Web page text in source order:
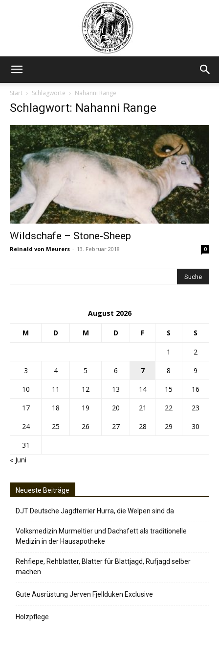
Start
Schlagworte Nahanni Range
Schlagwort: Nahanni Range
Wildschafe – Stone-Sheep
Reinald von Meurers - 13. Februar 2018 0
August 2026
M D M D F S S
1
2
3
4 5 6 7 8
9
10
11 12 13 14 15
16
17
18 19 20 21 22
23
24
25 26 27 28 29
30
31
« Juni
Neueste Beiträge
DJT Deutsche Jagdterrier Hurra, die Welpen sind da
Volksmedizin Murmeltier und Dachsfett als traditionelle
Medizin in der Hausapotheke
Rehfiepe, Rehblatter, Blatter für Blattjagd, Rufjagd selber
machen
Gute Ausrüstung Jerven Fjellduken Exclusive
Holzpflege